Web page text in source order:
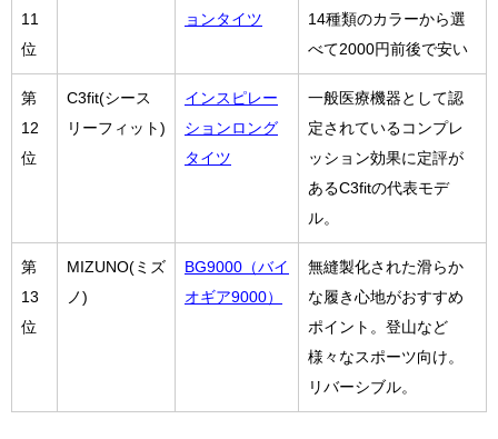
11
位
ョンタイツ
14種類のカラーから選
べて2000円前後で安い
第
12
位
C3fit(シース
リーフィット)
インスピレー
ションロング
タイツ
一般医療機器として認
定されているコンプレ
ッション効果に定評が
あるC3fitの代表モデ
ル。
第
13
位
MIZUNO(ミズ
ノ)
BG9000（バイ
オギア9000）
無縫製化された滑らか
な履き心地がおすすめ
ポイント。登山など
様々なスポーツ向け。
リバーシブル。